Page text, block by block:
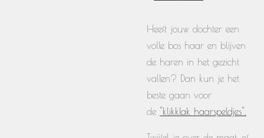
Heeft jouw dochter een
volle bos haar en blijven
de haren in het gezicht
vallen? Dan kun je het
beste gaan voor
de "klikklak haarspeldjes".